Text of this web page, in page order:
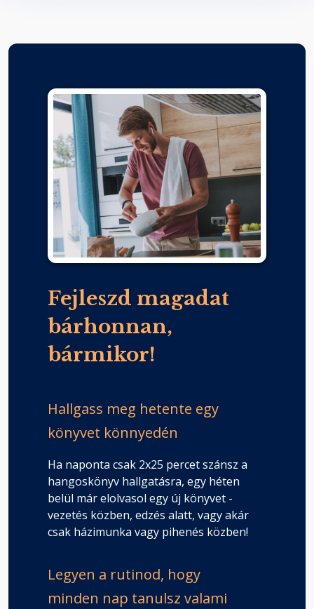
Fejleszd magadat
bárhonnan,
bármikor!
Hallgass meg hetente egy
könyvet könnyedén
Ha naponta csak 2x25 percet szánsz a
hangoskönyv hallgatásra, egy héten
belül már elolvasol egy új könyvet -
vezetés közben, edzés alatt, vagy akár
csak házimunka vagy pihenés közben!
Legyen a rutinod, hogy
minden nap tanulsz valami